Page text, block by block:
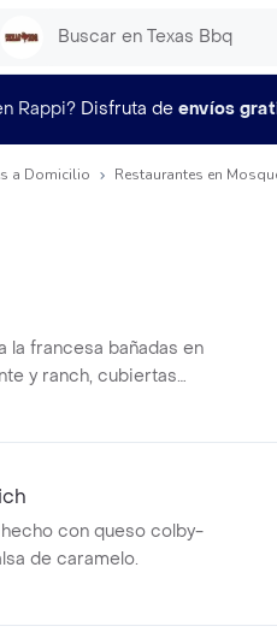
Rappi? Disfruta de envíos
a Domicilio Restaurantes en
la francesa bañadas en
y ranch, cubiertas
y tocineta.
con queso colby-
de caramelo.